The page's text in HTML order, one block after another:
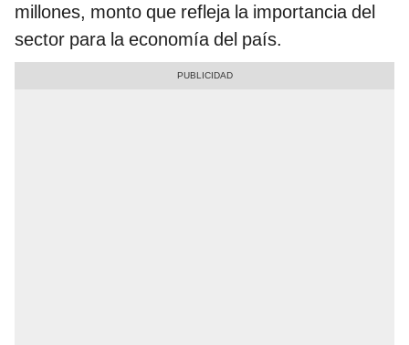
millones, monto que refleja la importancia del
sector para la economía del país.